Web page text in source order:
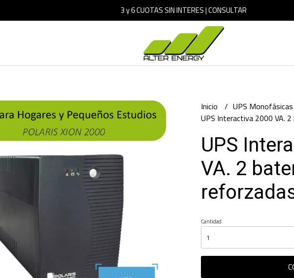
3 y 6 CUOTAS SIN INTERES | CONSULTAR
Inicio
UPS
UPS Interactiva 2000 VA.
UPS
VA. 2
Cantidad